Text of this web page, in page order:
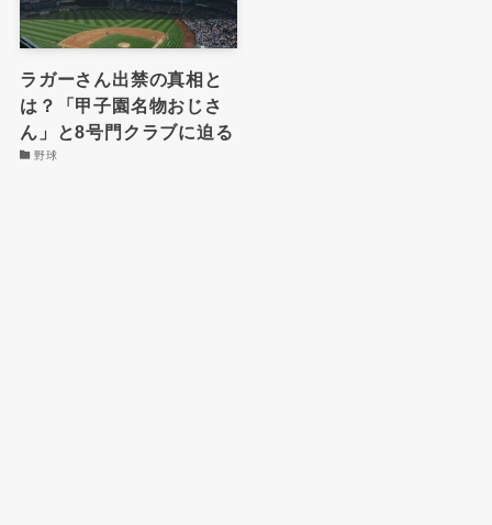
ラガーさん出禁の真相と
は？「甲子園名物おじさ
ん」と8号門クラブに迫る
野球